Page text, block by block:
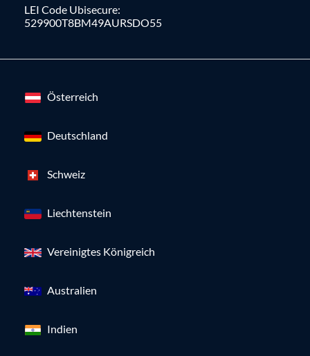
LEI Code Ubisecure:
529900T8BM49AURSDO55
Österreich
Deutschland
Schweiz
Liechtenstein
Vereinigtes Königreich
Australien
Indien